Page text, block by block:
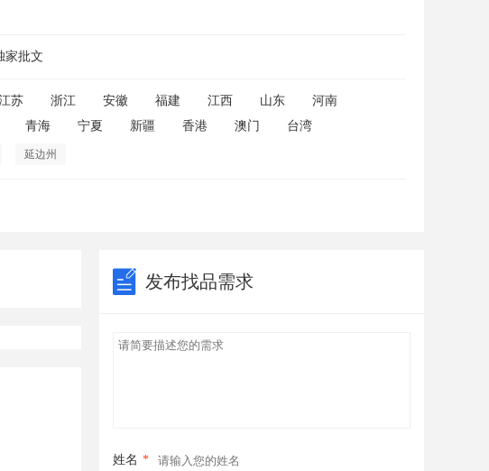
家批文
苏 浙江 安徽 福建 江西 山东
河南
青海 宁夏 新疆 香港 澳门 台湾
延边州
发布找品需求
姓名 *